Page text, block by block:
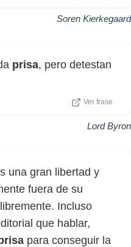
Soren Kierkegaard
prisa, pero detestan
Ver frase
Lord Byron
una gran libertad y
fuera de su
Incluso
que hablar,
para conseguir la